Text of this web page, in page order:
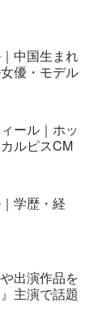
中国生まれ
優・モデル
ール｜ホッ
ルピスCM
学歴・経
出演作品を
主演で話題